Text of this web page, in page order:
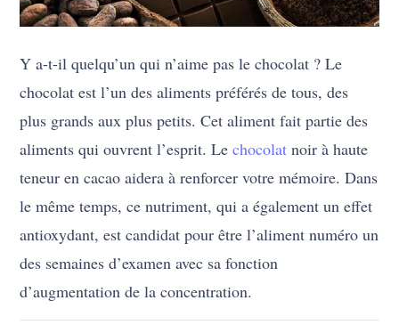
Y a-t-il quelqu’un qui n’aime pas le chocolat ? Le
chocolat est l’un des aliments préférés de tous, des
plus grands aux plus petits. Cet aliment fait partie des
aliments qui ouvrent l’esprit. Lechocolat noir à haute
teneur en cacao aidera à renforcer votre mémoire. Dans
le même temps, ce nutriment, qui a également un effet
antioxydant, est candidat pour être l’aliment numéro un
des semaines d’examen avec sa fonction
d’augmentation de la concentration.